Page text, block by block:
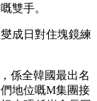
雙手。
成日對住塊鏡練
係全韓國最出名
地位嘅M集團接